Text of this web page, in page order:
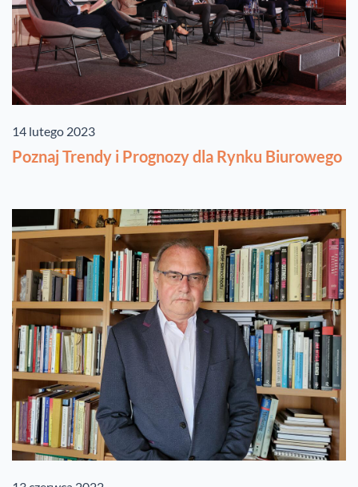
14 lutego 2023
Poznaj Trendy i Prognozy dla Rynku Biurowego